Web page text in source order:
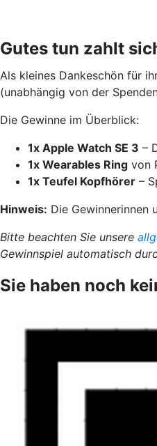
Gutes tun zahlt
Als kleines Dankeschön für
(unabhängig von der
Die Gewinne im Überblick:
1x Apple Watch SE 3 –
1x Wearables Ring von
1x Teufel Kopfhörer –
Hinweis: Die Gewinnerinnen
Bitte beachten Sie unsere
Gewinnspiel automatisch
Sie haben noch